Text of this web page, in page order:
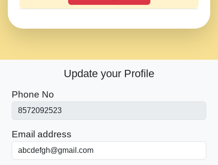
Update your Profile
Phone No
Email address